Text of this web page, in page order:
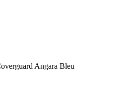
Angara Bleu